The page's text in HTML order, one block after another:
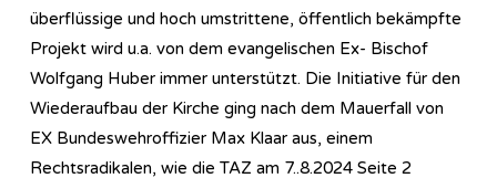
überflüssige und hoch umstrittene, öffentlich bekämpfte
Projekt wird u.a. von dem evangelischen Ex- Bischof
Wolfgang Huber immer unterstützt. Die Initiative für den
Wiederaufbau der Kirche ging nach dem Mauerfall von
EX Bundeswehroffizier Max Klaar aus, einem
Rechtsradikalen, wie die TAZ am 7..8.2024 Seite 2